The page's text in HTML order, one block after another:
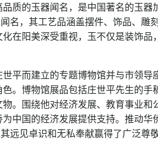
质的玉器闻名，是中国著名的玉
名，其工艺品涵盖摆件、饰品、
在阳美深受重视，玉不仅是装饰
平而建立的专题博物馆并与市领导
。博物馆展品包括庄世平先生的
。围绕他对经济发展、教育事业
中国的经济发展提供支持。推动华
见卓识和无私奉献赢得了广泛尊